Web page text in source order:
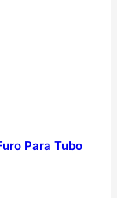
Para Tubo